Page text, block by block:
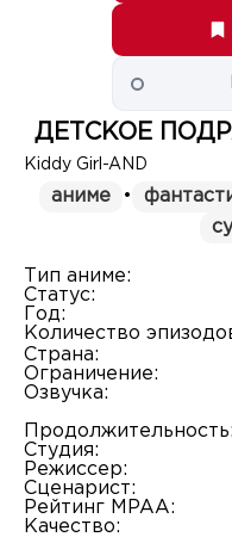
ДЕТСКОЕ
Kiddy Girl-AND
аниме •
Тип аниме:
Статус:
Год:
Количество
Страна:
Ограничение:
Озвучка:
Продолжительность:
Студия:
Режиссер:
Сценарист:
Рейтинг MPAA:
Качество: